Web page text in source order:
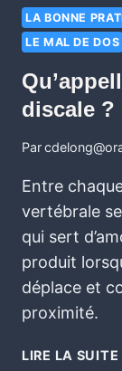
LA BONNE
LE MAL DE DOS
discale ?
Par
Entre
vertébrale
qui sert
produit
déplace et
proximité.
LIRE LA SUITE